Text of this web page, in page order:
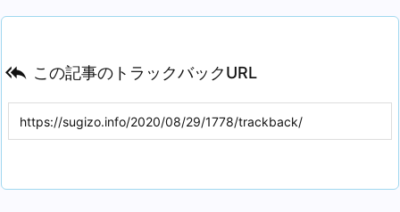
 この記事のトラックバックURL